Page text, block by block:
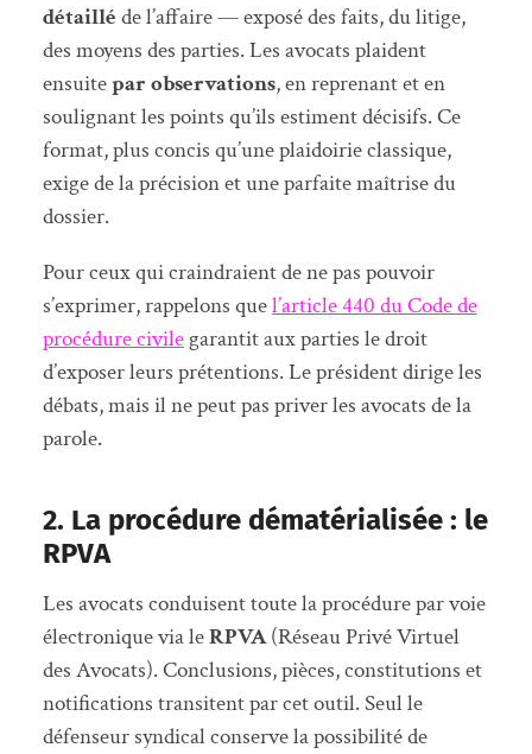
détaillé de l’affaire — exposé des faits, du litige,
des moyens des parties. Les avocats plaident
ensuitepar observations, en reprenant et en
soulignant les points qu’ils estiment décisifs. Ce
format, plus concis qu’une plaidoirie classique,
exige de la précision et une parfaite maîtrise du
dossier.
Pour ceux qui craindraient de ne pas pouvoir
s’exprimer, rappelons quel’article 440 du Code de
procédure civilegarantit aux parties le droit
d’exposer leurs prétentions. Le président dirige les
débats, mais il ne peut pas priver les avocats de la
parole.
2. La procédure dématérialisée : le
RPVA
Les avocats conduisent toute la procédure par voie
électronique via leRPVA(Réseau Privé Virtuel
des Avocats). Conclusions, pièces, constitutions et
notifications transitent par cet outil. Seul le
défenseur syndical conserve la possibilité de